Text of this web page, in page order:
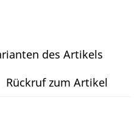
des Artikels
Rückruf zum Artikel